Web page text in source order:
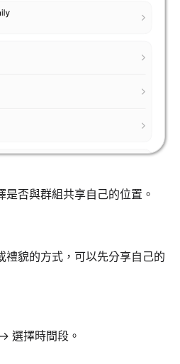
否與群組共享自己的位置。
貌的方式，可以先分享自己的
→ 選擇時間段。